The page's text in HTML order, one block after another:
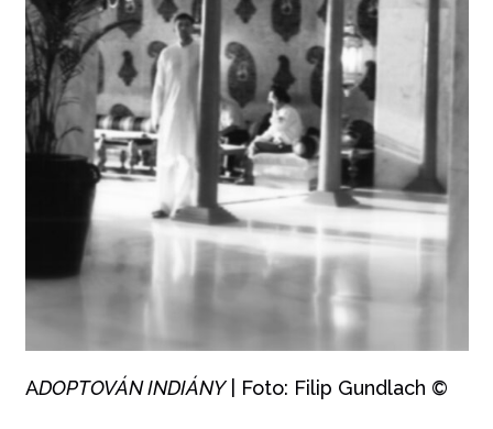
ADOPTOVÁN INDIÁNY| Foto: Filip Gundlach ©